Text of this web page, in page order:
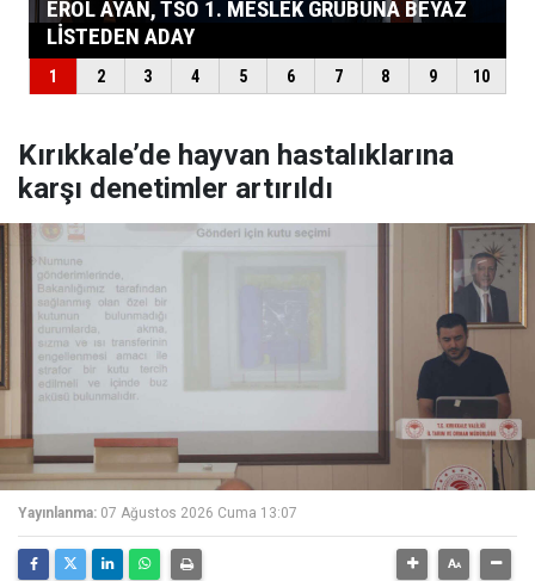
Kırıkkale’de hayvan hastalıklarına
karşı denetimler artırıldı
Yayınlanma: 07 Ağustos 2026 Cuma 13:07